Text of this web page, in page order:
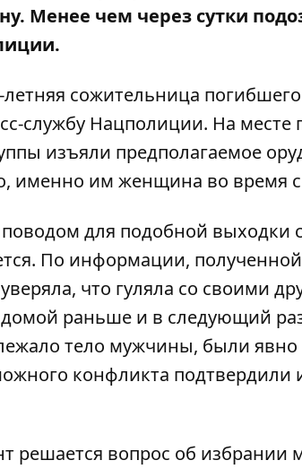
. Менее чем через сутки
летняя сожительница
службу Нацполиции. На
изъяли предполагаемое
именно им женщина во время
поводом для подобной
По информации,
что гуляла со своими
раньше и в следующий
тело мужчины, были
конфликта
решается вопрос об